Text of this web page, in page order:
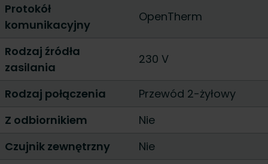
Protokół
komunikacyjny
OpenTherm
Rodzaj źródła
zasilania
230 V
Rodzaj połączenia
Przewód 2-żyłowy
Z odbiornikiem
Nie
Czujnik zewnętrzny
Nie